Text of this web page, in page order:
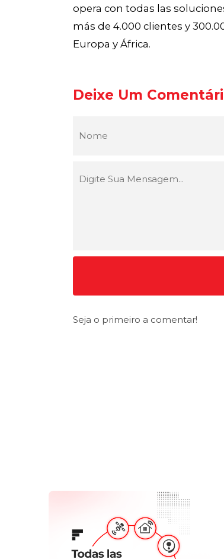
opera con todas las
más de 4.000 clientes y
Europa y África.
Deixe Um
Seja o primeiro a comentar!